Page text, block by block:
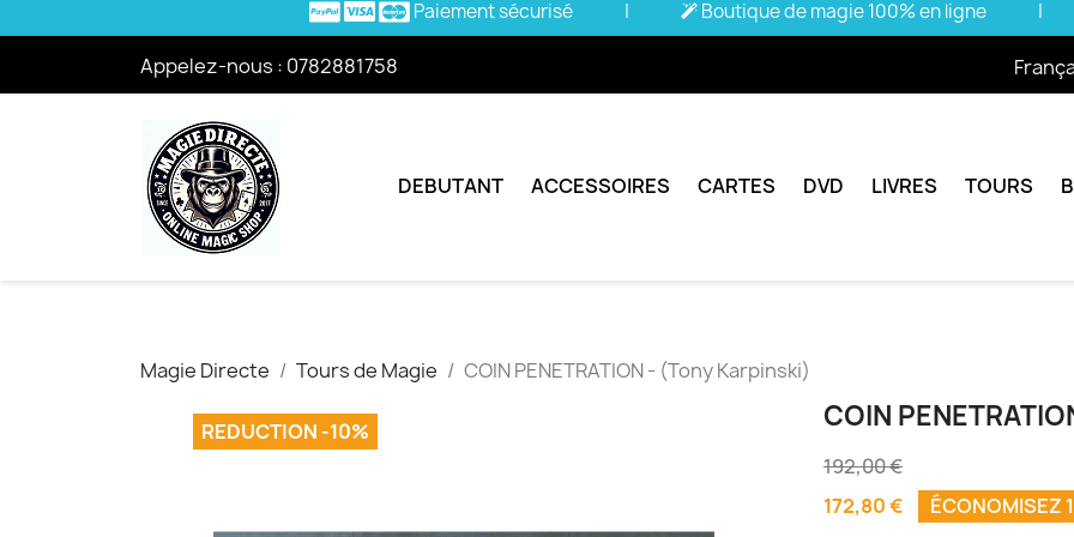
Paiement sécurisé | Boutique de magie 100% en ligne |
Appelez-nous : 0782881758
DEBUTANT ACCESSOIRES CARTES DVD LIVRES TOURS
Magie Directe Tours de Magie COIN PENETRATION - (Tony Karpinski)
REDUCTION -10% COIN
192,00 €
172,80 €
ÉCONOMISEZ